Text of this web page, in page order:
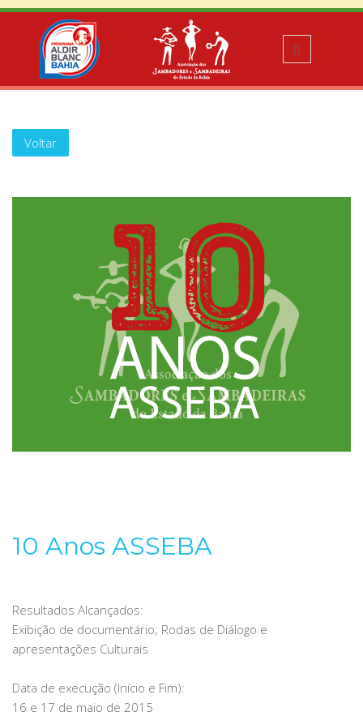
Voltar
10 Anos ASSEBA
Resultados Alcançados:
Exibição de documentário; Rodas de Diálogo e
apresentações Culturais
Data de execução (Início e Fim):
16 e 17 de maio de 2015